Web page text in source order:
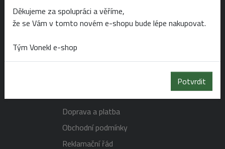
Po-Pá 6:00 - 19:00
Ne 8:00 - 14:00
Doprava a platba
Obchodní podmínky
Reklamační řád
Děkujeme za spolupráci a věříme,
že se Vám v tomto novém e-shopu bude lépe nakupovat.
Tým Vonekl e-shop
Potvrdit